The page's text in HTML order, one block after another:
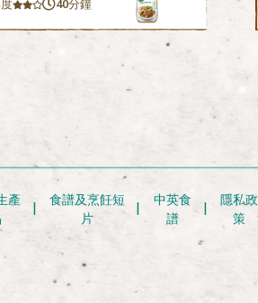
40分鐘
產
食譜及烹飪短
片
中英食
譜
隱私政
策